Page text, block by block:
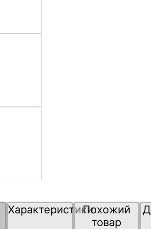
ХарактеристикиПохожий
товар